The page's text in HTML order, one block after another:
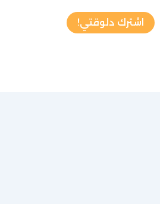
اشترك دلوقتي!